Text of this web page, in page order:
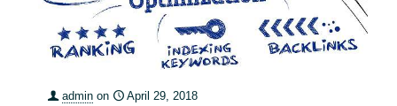
admin on April 29, 2018